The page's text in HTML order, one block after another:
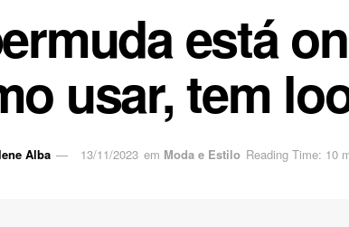
está
usar, tem
Alba 13/11/2023 em Moda e Estilo Reading Time: 10